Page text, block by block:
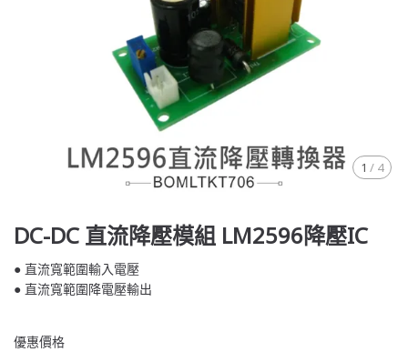
1 / 4
DC-DC 直流降壓模組 LM2596降壓IC
● 直流寬範圍輸入電壓
● 直流寬範圍降電壓輸出
優惠價格